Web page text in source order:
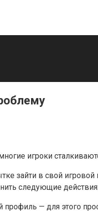
игроки
зайти в свой
следующие действия:
— для этого